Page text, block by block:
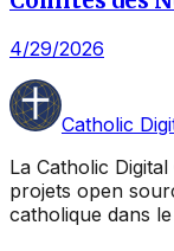
4/29/2026
Catholic
La Catholic
projets open
catholique dans